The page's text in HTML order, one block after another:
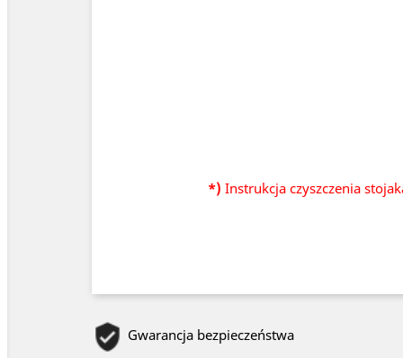
*) Instrukcja czyszczenia
Gwarancja bezpieczeństwa